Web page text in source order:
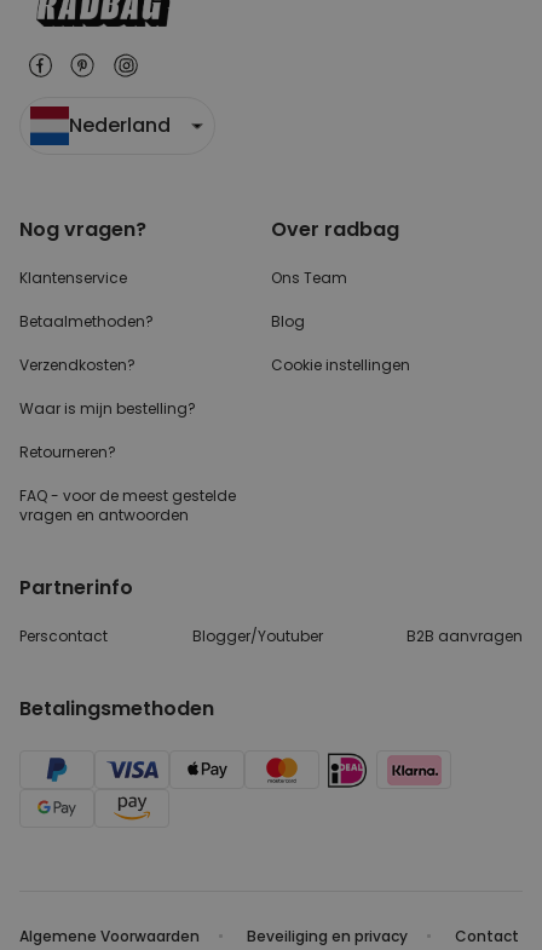
Nederland
Nog vragen?
Klantenservice
Betaalmethoden?
Verzendkosten?
Waar is mijn bestelling?
Retourneren?
FAQ - voor de meest gestelde
vragen en antwoorden
Over radbag
Ons Team
Blog
Cookie instellingen
Partnerinfo
Perscontact Blogger/Youtuber B2B aanvragen
Betalingsmethoden
Algemene Voorwaarden Beveiliging en privacy Contact